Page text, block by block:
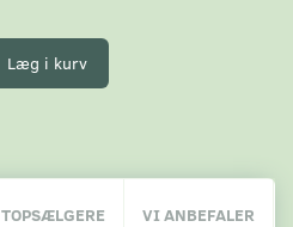
Læg i kurv
TOPSÆLGERE VI ANBEFALER